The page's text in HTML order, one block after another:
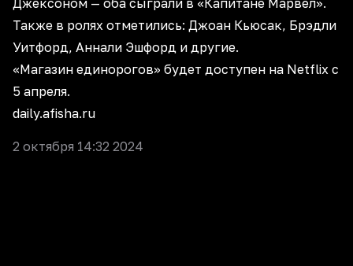
Джексоном — оба сыграли в «Капитане Марвел».
Также в ролях отметились: Джоан Кьюсак, Брэдли
Уитфорд, Аннали Эшфорд и другие.
«Магазин единорогов» будет доступен на Netflix с
5 апреля.
daily.afisha.ru
2 октября 14:32 2024